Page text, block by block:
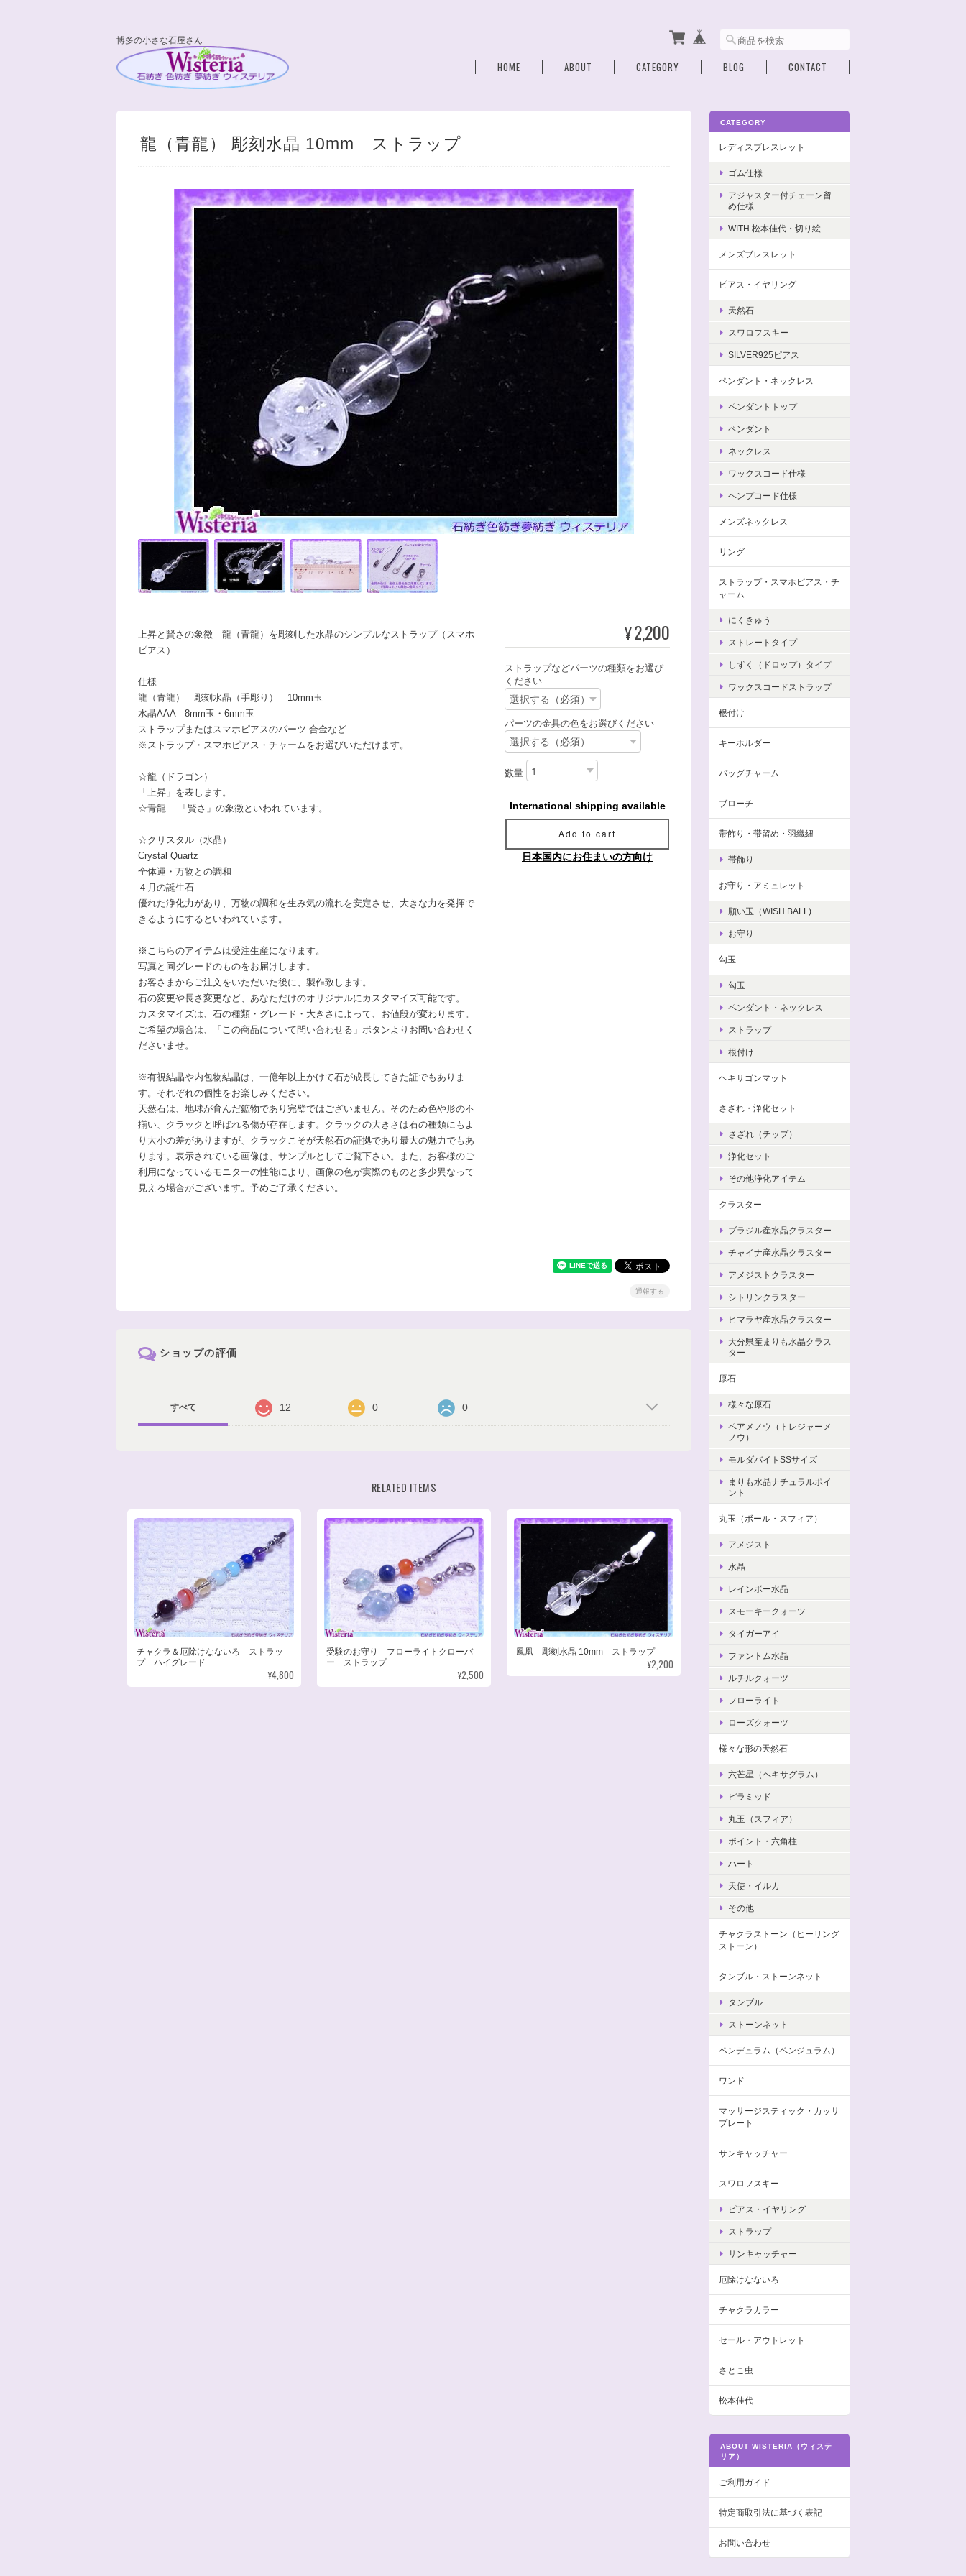
博多の小さな石屋さん
HOME ABOUT CATEGORY BLOG CONTACT
龍（青龍） 彫刻水晶 10mm ストラップ
上昇と賢さの象徴 龍（青龍）を彫刻した水晶のシンプルなストラップ（スマホ
ピアス）
仕様
龍（青龍） 彫刻水晶（手彫り） 10mm玉
水晶AAA 8mm玉・6mm玉
ストラップまたはスマホピアスのパーツ 合金など
※ストラップ・スマホピアス・チャームをお選びいただけます。
☆龍（ドラゴン）
「上昇」を表します。
☆青龍 「賢さ」の象徴といわれています。
☆クリスタル（水晶）
Crystal Quartz
全体運・万物との調和
４月の誕生石
優れた浄化力があり、万物の調和を生み気の流れを安定させ、大きな力を発揮で
きるようにするといわれています。
※こちらのアイテムは受注生産になります。
写真と同グレードのものをお届けします。
お客さまからご注文をいただいた後に、製作致します。
石の変更や長さ変更など、あなただけのオリジナルにカスタマイズ可能です。
カスタマイズは、石の種類・グレード・大きさによって、お値段が変わります。
ご希望の場合は、「この商品について問い合わせる」ボタンよりお問い合わせく
ださいませ。
※有視結晶や内包物結晶は、一億年以上かけて石が成長してきた証でもありま
す。それぞれの個性をお楽しみください。
天然石は、地球が育んだ鉱物であり完璧ではございません。そのため色や形の不
揃い、クラックと呼ばれる傷が存在します。クラックの大きさは石の種類にもよ
り大小の差がありますが、クラックこそが天然石の証拠であり最大の魅力でもあ
ります。表示されている画像は、サンプルとしてご覧下さい。また、お客様のご
利用になっているモニターの性能により、画像の色が実際のものと多少異なって
見える場合がございます。予めご了承ください。
¥2,200
ストラップなどパーツの種類をお選び
ください
パーツの金具の色をお選びください
数量
International shipping available
Add to cart
日本国内にお住まいの方向け
通報する
ショップの評価
すべて 12 0 0
RELATED ITEMS
チャクラ＆厄除けなないろ ストラッ
プ ハイグレード
¥4,800
受験のお守り フローライトクローバ
ー ストラップ
¥2,500
鳳凰 彫刻水晶 10mm ストラップ
¥2,200
CATEGORY
レディスブレスレット
ゴム仕様
アジャスター付チェーン留
め仕様
WITH 松本佳代・切り絵
メンズブレスレット
ピアス・イヤリング
天然石
スワロフスキー
SILVER925ピアス
ペンダント・ネックレス
ペンダントトップ
ペンダント
ネックレス
ワックスコード仕様
ヘンプコード仕様
メンズネックレス
リング
ストラップ・スマホピアス・チ
ャーム
にくきゅう
ストレートタイプ
しずく（ドロップ）タイプ
ワックスコードストラップ
根付け
キーホルダー
バッグチャーム
ブローチ
帯飾り・帯留め・羽織紐
帯飾り
お守り・アミュレット
願い玉（WISH BALL)
お守り
勾玉
勾玉
ペンダント・ネックレス
ストラップ
根付け
ヘキサゴンマット
さざれ・浄化セット
さざれ（チップ）
浄化セット
その他浄化アイテム
クラスター
ブラジル産水晶クラスター
チャイナ産水晶クラスター
アメジストクラスター
シトリンクラスター
ヒマラヤ産水晶クラスター
大分県産まりも水晶クラス
ター
原石
様々な原石
ペアメノウ（トレジャーメ
ノウ）
モルダバイトSSサイズ
まりも水晶ナチュラルポイ
ント
丸玉（ボール・スフィア）
アメジスト
水晶
レインボー水晶
スモーキークォーツ
タイガーアイ
ファントム水晶
ルチルクォーツ
フローライト
ローズクォーツ
様々な形の天然石
六芒星（ヘキサグラム）
ピラミッド
丸玉（スフィア）
ポイント・六角柱
ハート
天使・イルカ
その他
チャクラストーン（ヒーリング
ストーン）
タンブル・ストーンネット
タンブル
ストーンネット
ペンデュラム（ペンジュラム）
ワンド
マッサージスティック・カッサ
プレート
サンキャッチャー
スワロフスキー
ピアス・イヤリング
ストラップ
サンキャッチャー
厄除けなないろ
チャクラカラー
セール・アウトレット
さとこ虫
松本佳代
ABOUT WISTERIA（ウィステ
リア）
ご利用ガイド
特定商取引法に基づく表記
お問い合わせ